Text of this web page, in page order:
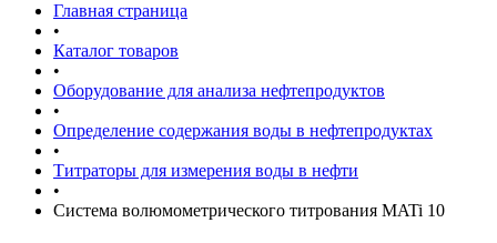
Главная страница
•
Каталог товаров
•
Оборудование для анализа нефтепродуктов
•
Определение содержания воды в нефтепродуктах
•
Титраторы для измерения воды в нефти
•
Система волюмометрического титрования MATi 10